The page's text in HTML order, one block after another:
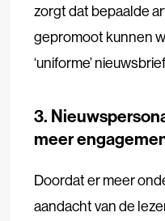
zorgt dat bepaalde
gepromoot kunnen
‘uniforme’
3.
meer
Doordat er meer
aandacht van de